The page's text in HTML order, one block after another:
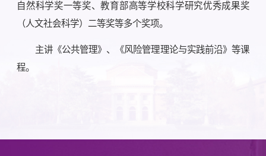
自然科学奖一等奖、教育部高等学校科学研究优秀成果奖
（人文社会科学）二等奖等多个奖项。
主讲《公共管理》、《风险管理理论与实践前沿》等课
程。